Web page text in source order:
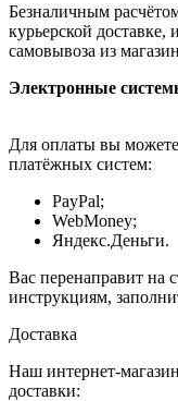
Безналичным
курьерской доставке,
самовывоза из
Электронные
Для оплаты вы
платёжных систем:
PayPal;
WebMoney;
Яндекс.Деньги.
Вас перенаправит на
инструкциям,
Доставка
Наш интернет-
доставки: